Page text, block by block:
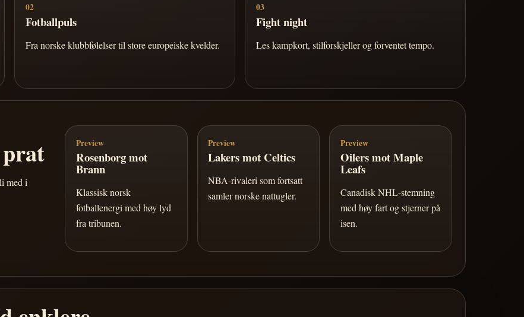
02
Fotballpuls
Fra norske klubbfølelser til store europeiske kvelder.
03
Fight night
Les kampkort, stilforskjeller og forventet tempo.
med i
Preview
Rosenborg mot
Brann
Klassisk norsk
fotballenergi med høy lyd
fra tribunen.
Preview
Lakers mot Celtics
NBA-rivaleri som fortsatt
samler norske nattugler.
Preview
Oilers mot Maple
Leafs
Canadisk NHL-stemning
med høy fart og stjerner på
isen.